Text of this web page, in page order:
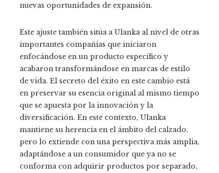
nuevas oportunidades de expansión.
Este ajuste también sitúa a Ulanka al nivel de otras
importantes compañías que iniciaron
enfocándose en un producto específico y
acabaron transformándose en marcas de estilo
de vida. El secreto del éxito en este cambio está
en preservar su esencia original al mismo tiempo
que se apuesta por la innovación y la
diversificación. En este contexto, Ulanka
mantiene su herencia en el ámbito del calzado,
pero lo extiende con una perspectiva más amplia,
adaptándose a un consumidor que ya no se
conforma con adquirir productos por separado,